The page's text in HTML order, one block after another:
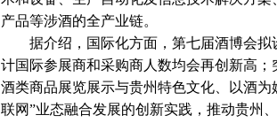
产品等涉酒的全产业链。
据介绍，国际化方面，第七届酒博会拟
计国际参展商和采购商人数均会再创新高
酒类商品展览展示与贵州特色文化、以酒
联网”业态融合发展的创新实践，推动贵州